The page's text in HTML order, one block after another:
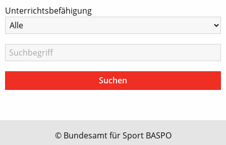
Unterrichtsbefähigung
© Bundesamt für Sport BASPO